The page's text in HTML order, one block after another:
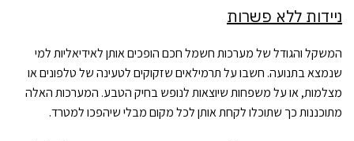
ניידות ללא פשרות
המשקל והגודל של מערכות חשמל חכם הופכים אותן לאידיאליות למי
שנמצא בתנועה. חשבו על תרמילאים שזקוקים לטעינה של טלפונים או
מצלמות, או על משפחות שיוצאות לנופש בחיק הטבע. המערכות האלה
מתוכננות כך שתוכלו לקחת אותן לכל מקום מבלי שיהפכו למטרד.